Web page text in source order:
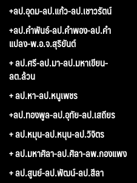
+ลป.อุดม-ลป.แก้ว-ลป.เชาวรัตน์
+ลป.คำพันธ์-ลป.คำพอง-ลป.คำ
แปลง-พ.อ.จ.สุริยันต์
+ ลป.ศรี-ลป.มา-ลป.มหาเขียน-
ลต.ล้วน
+ ลป.หา-ลป.หนูเพชร
+ลป.ทองพูล-ลป.อุทัย-ลป.เสถียร
+ ลป.หมุน-ลป.หนุน-ลป.วิจิตร
+ ลป.มหาศิลา-ลป.ศิลา-ลพ.กองแพง
+ ลป.สูนย์-ลป.พัฒน์-ลป.สีลา